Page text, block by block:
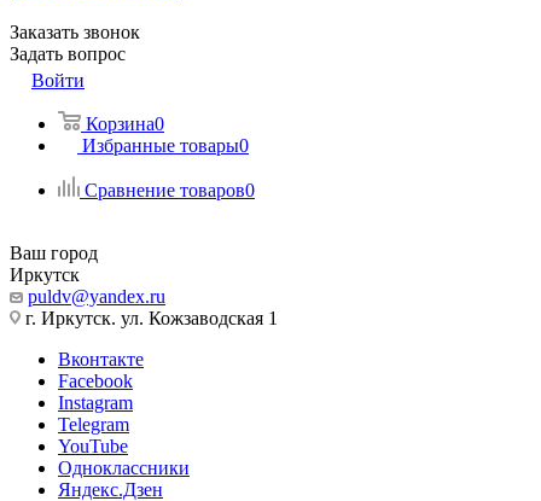
Заказать звонок
Задать вопрос
Войти
Корзина0
Избранные товары0
Сравнение товаров0
Ваш город
Иркутск
puldv@yandex.ru
г. Иркутск. ул. Кожзаводская 1
Вконтакте
Facebook
Instagram
Telegram
YouTube
Одноклассники
Яндекс.Дзен